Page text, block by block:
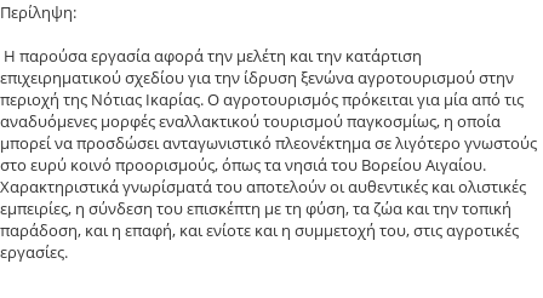
Περίληψη:
Η παρούσα εργασία αφορά την μελέτη και την κατάρτιση
επιχειρηματικού σχεδίου για την ίδρυση ξενώνα αγροτουρισμού στην
περιοχή της Νότιας Ικαρίας. Ο αγροτουρισμός πρόκειται για μία από τις
αναδυόμενες μορφές εναλλακτικού τουρισμού παγκοσμίως, η οποία
μπορεί να προσδώσει ανταγωνιστικό πλεονέκτημα σε λιγότερο γνωστούς
στο ευρύ κοινό προορισμούς, όπως τα νησιά του Βορείου Αιγαίου.
Χαρακτηριστικά γνωρίσματά του αποτελούν οι αυθεντικές και ολιστικές
εμπειρίες, η σύνδεση του επισκέπτη με τη φύση, τα ζώα και την τοπική
παράδοση, και η επαφή, και ενίοτε και η συμμετοχή του, στις αγροτικές
εργασίες.